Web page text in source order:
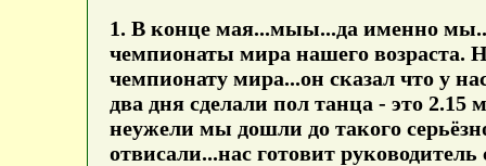
1. В конце мая...мыы...да именно
чемпионаты мира нашего возраста.
чемпионату мира...он сказал что у
два дня сделали пол танца - это
неужели мы дошли до такого
отвисали...нас готовит